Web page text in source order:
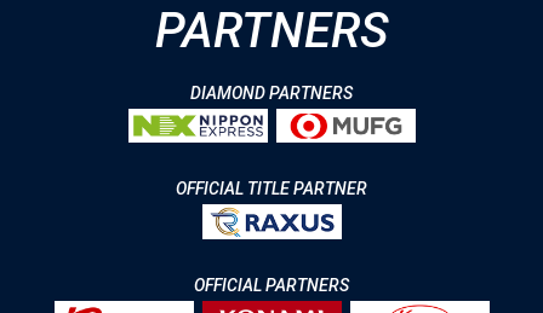
PARTNERS
DIAMOND PARTNERS
OFFICIAL TITLE PARTNER
OFFICIAL PARTNERS